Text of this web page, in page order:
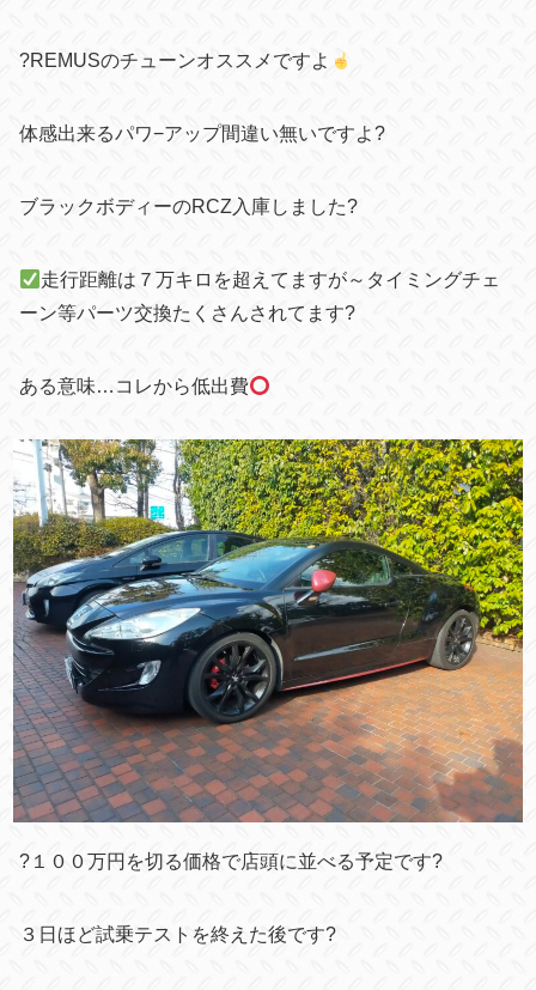
?REMUSのチューンオススメですよ
体感出来るパワ−アップ間違い無いですよ?
ブラックボディーのRCZ入庫しました?
走行距離は７万キロを超えてますが～タイミングチェ
ーン等パーツ交換たくさんされてます?
ある意味…コレから低出費
? １００万円を切る価格で店頭に並べる予定です?
３日ほど試乗テストを終えた後です?